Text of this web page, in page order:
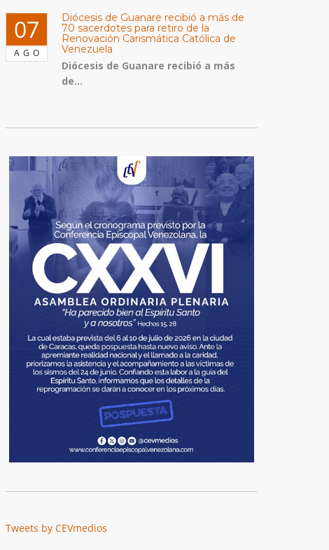
07
AGO
Diócesis de Guanare recibió a más de
70 sacerdotes para retiro de la
Renovación Carismática Católica de
Venezuela
Diócesis de Guanare recibió a más
de...
Tweets by CEVmedios